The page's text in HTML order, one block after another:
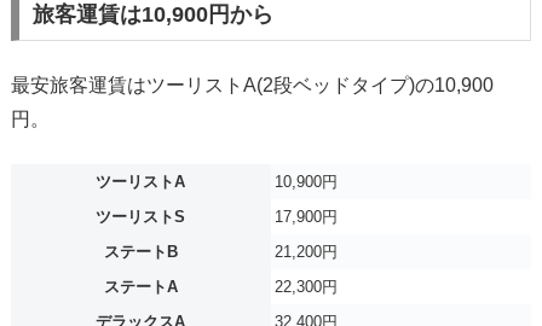
旅客運賃は10,900円から
最安旅客運賃はツーリストA(2段ベッドタイプ)の10,900
円。
ツーリストA
10,900円
ツーリストS
17,900円
ステートB
21,200円
ステートA
22,300円
デラックスA
32,400円